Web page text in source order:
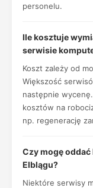
personelu.
Ile kosztuje
serwisie
Koszt zależy od
Większość
następnie
kosztów na
np. regenerację
Czy mogę
Elblągu?
Niektóre serwisy